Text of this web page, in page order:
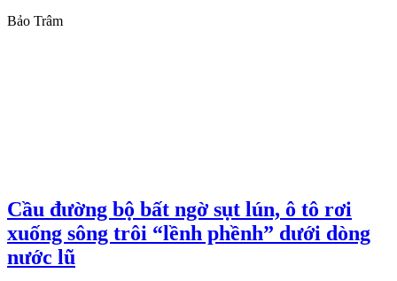
Bảo Trâm
Cầu đường bộ bất ngờ sụt lún, ô tô rơi
xuống sông trôi “lềnh phềnh” dưới dòng
nước lũ